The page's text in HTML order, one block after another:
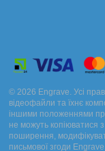
© 2026 Engrave. Усі
відеофайли та їхнє
іншими положеннями про
не можуть копіюватися
поширення,
письмової згоди